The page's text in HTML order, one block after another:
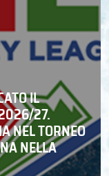
IL
2026/27.
NEL TORNEO
NELLA